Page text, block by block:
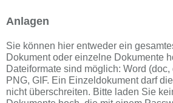
Anlagen
Sie können hier entweder ein
Dokument oder einzelne Dokumente
Dateiformate sind möglich: Word (doc,
PNG, GIF. Ein Einzeldokument darf
nicht überschreiten. Bitte laden Sie